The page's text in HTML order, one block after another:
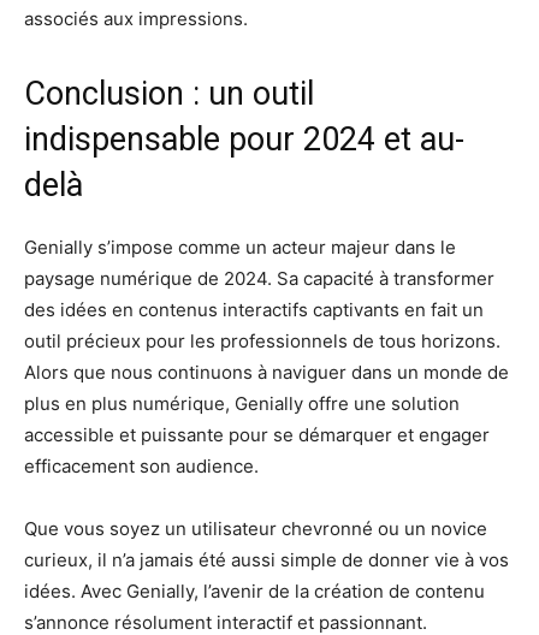
associés aux impressions.
Conclusion : un outil
indispensable pour 2024 et au-
delà
Genially s’impose comme un acteur majeur dans le
paysage numérique de 2024. Sa capacité à transformer
des idées en contenus interactifs captivants en fait un
outil précieux pour les professionnels de tous horizons.
Alors que nous continuons à naviguer dans un monde de
plus en plus numérique, Genially offre une solution
accessible et puissante pour se démarquer et engager
efficacement son audience.
Que vous soyez un utilisateur chevronné ou un novice
curieux, il n’a jamais été aussi simple de donner vie à vos
idées. Avec Genially, l’avenir de la création de contenu
s’annonce résolument interactif et passionnant.